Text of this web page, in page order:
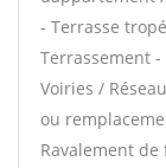
- Terrasse
Terrassement
Voiries /
ou
Ravalement